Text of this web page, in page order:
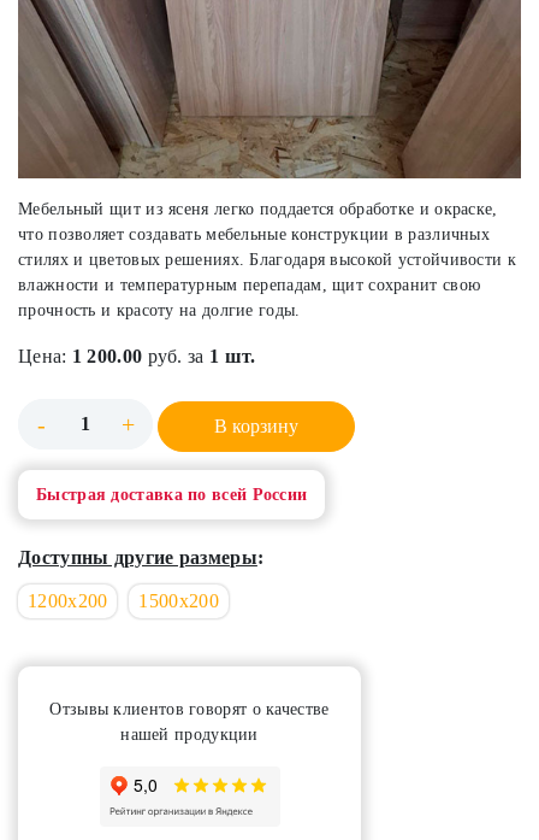
Мебельный щит из ясеня легко поддается обработке и окраске,
что позволяет создавать мебельные конструкции в различных
стилях и цветовых решениях. Благодаря высокой устойчивости к
влажности и температурным перепадам, щит сохранит свою
прочность и красоту на долгие годы.
Цена: 1 200.00 руб. за 1 шт.
- + В корзину
Быстрая доставка по всей России
Доступны другие размеры:
1200х200 1500х200
Отзывы клиентов говорят о качестве
нашей продукции